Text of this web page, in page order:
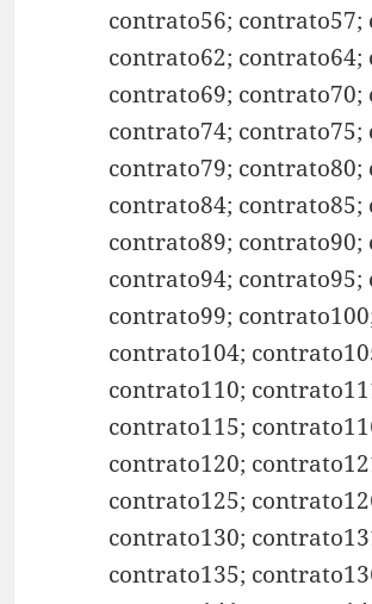
contrato56;
contrato62;
contrato69;
contrato74;
contrato79;
contrato84;
contrato89;
contrato94;
contrato99;
contrato104;
contrato110;
contrato115;
contrato120;
contrato125;
contrato130;
contrato135;